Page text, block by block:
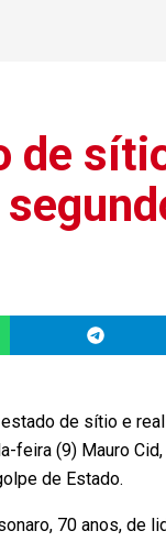
de
de sítio e
feira (9) Mauro
de Estado.
70 anos, de